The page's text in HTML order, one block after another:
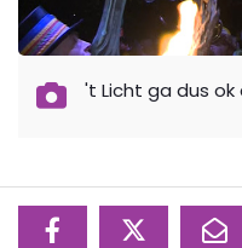
't Licht ga dus ok